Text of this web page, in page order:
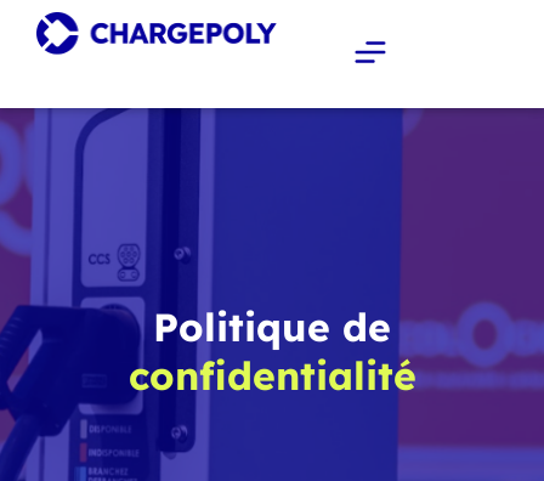
Politique de
confidentialité